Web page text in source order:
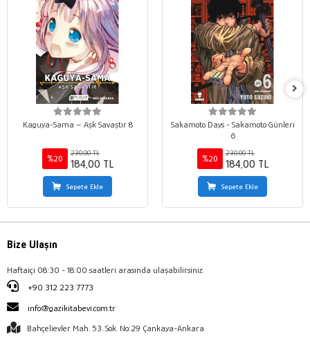
Kaguya-Sama – Aşk Savaştır 8
%20
230,00 TL
184,00 TL
Sepete Ekle
Sakamoto Days - Sakamoto Günleri
6
%20
230,00 TL
184,00 TL
Sepete Ekle
Bize Ulaşın
Haftaiçi 08:30 - 18:00 saatleri arasında ulaşabilirsiniz.
+90 312 223 7773
info@gazikitabevi.com.tr
Bahçelievler Mah. 53. Sok. No:29 Çankaya-Ankara